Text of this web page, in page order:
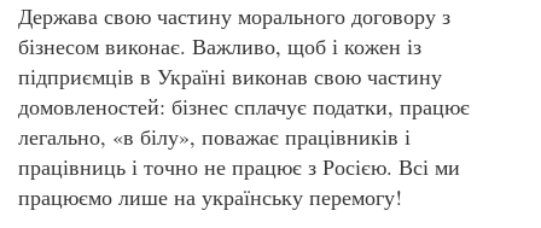
Держава свою частину морального договору з
бізнесом виконає. Важливо, щоб і кожен із
підприємців в Україні виконав свою частину
домовленостей: бізнес сплачує податки, працює
легально, «в білу», поважає працівників і
працівниць і точно не працює з Росією. Всі ми
працюємо лише на українську перемогу!